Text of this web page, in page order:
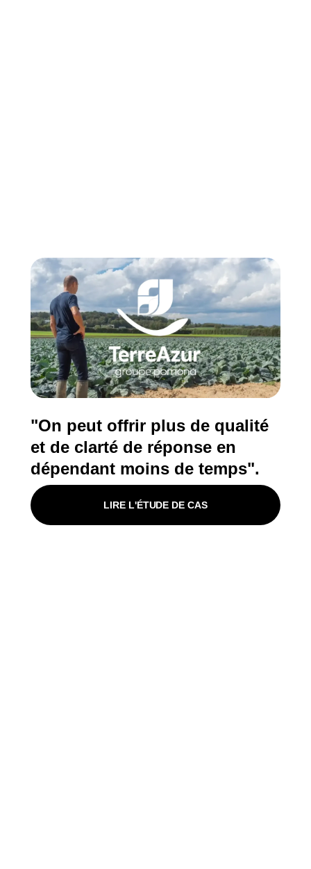
"On peut offrir plus de qualité
et de clarté de réponse en
dépendant moins de temps".
LIRE L'ÉTUDE DE CAS